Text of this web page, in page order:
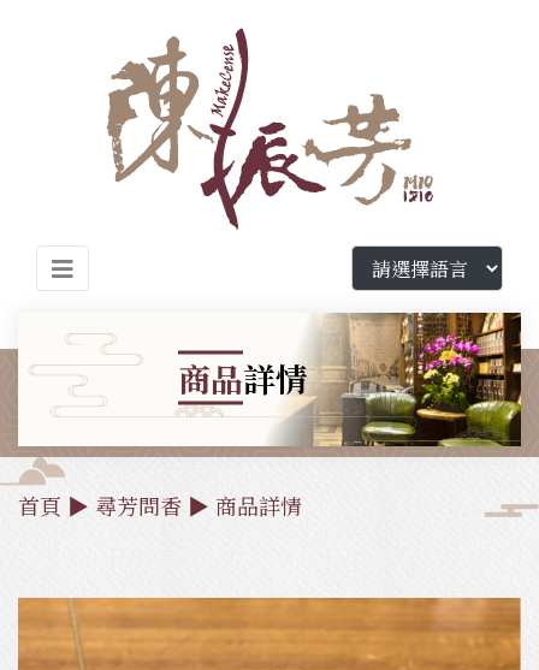
商品詳情
首頁 ▶ 尋芳問香 ▶ 商品詳情